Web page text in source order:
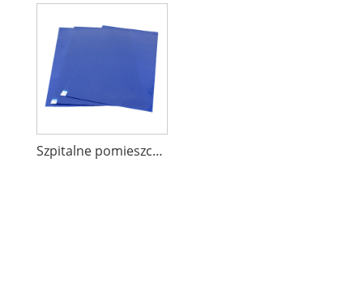
Szpitalne pomieszczenia czyste Lepka mata